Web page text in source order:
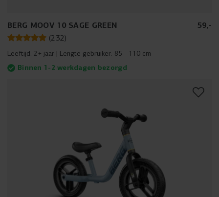
BERG MOOV 10 SAGE GREEN 59,-
(232)
Leeftijd: 2+ jaar Lengte gebruiker: 85 - 110 cm
Binnen 1-2 werkdagen bezorgd